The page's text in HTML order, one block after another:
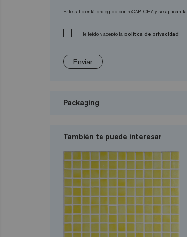
Este sitio está protegido por reCAPTCHA y se aplican la
He leído y acepto la política de privacidad
Enviar
Packaging
También te puede interesar